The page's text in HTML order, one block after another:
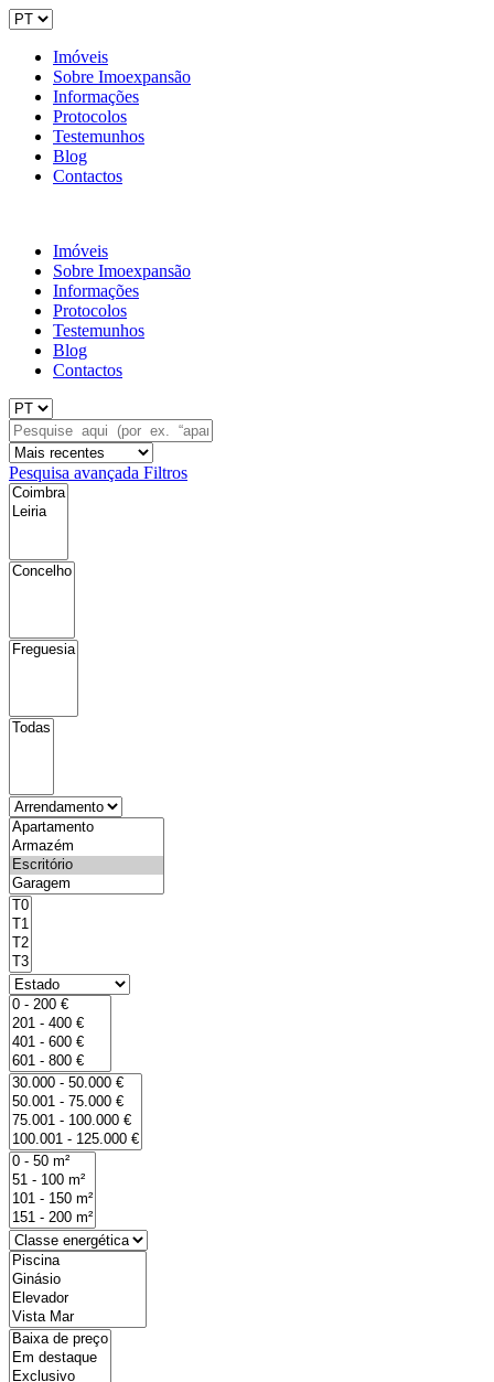
Imóveis
Sobre Imoexpansão
Informações
Protocolos
Testemunhos
Blog
Contactos
Imóveis
Sobre Imoexpansão
Informações
Protocolos
Testemunhos
Blog
Contactos
Pesquisa avançada Filtros